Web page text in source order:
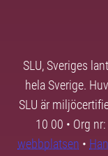
SLU, Sveriges
hela Sverige.
SLU är
10 00 • Org
webbplatsen •